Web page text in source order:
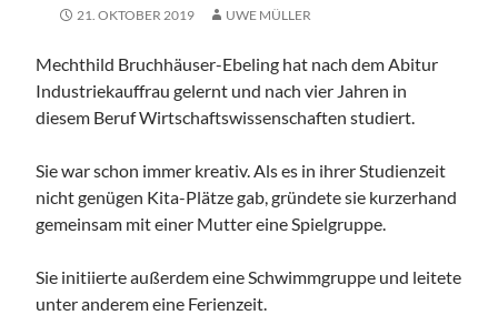
21. OKTOBER 2019 UWE MÜLLER
Mechthild Bruchhäuser-Ebeling hat nach dem Abitur
Industriekauffrau gelernt und nach vier Jahren in
diesem Beruf Wirtschaftswissenschaften studiert.
Sie war schon immer kreativ. Als es in ihrer Studienzeit
nicht genügen Kita-Plätze gab, gründete sie kurzerhand
gemeinsam mit einer Mutter eine Spielgruppe.
Sie initiierte außerdem eine Schwimmgruppe und leitete
unter anderem eine Ferienzeit.